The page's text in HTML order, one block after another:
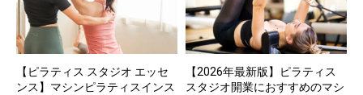
【ピラティス スタジオ エッセ
ンス】マシンピラティスインス
【2026年最新版】ピラティス
スタジオ開業におすすめのマシ